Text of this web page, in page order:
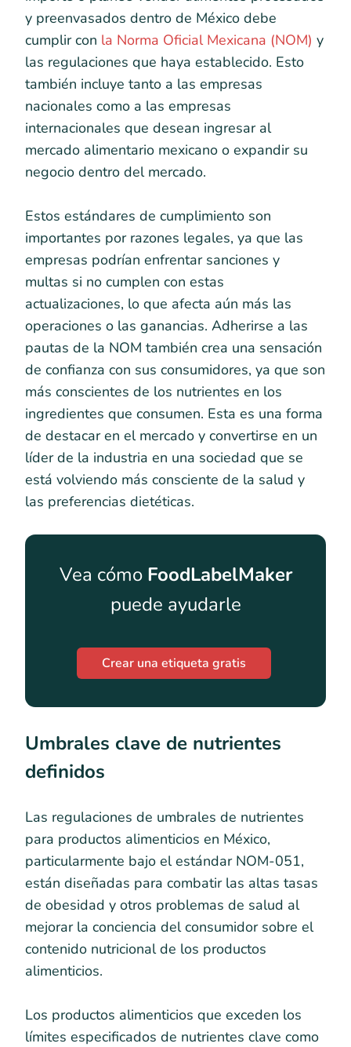
y preenvasados dentro de México debe
cumplir con la Norma Oficial Mexicana (NOM) y
las regulaciones que haya establecido. Esto
también incluye tanto a las empresas
nacionales como a las empresas
internacionales que desean ingresar al
mercado alimentario mexicano o expandir su
negocio dentro del mercado.
Estos estándares de cumplimiento son
importantes por razones legales, ya que las
empresas podrían enfrentar sanciones y
multas si no cumplen con estas
actualizaciones, lo que afecta aún más las
operaciones o las ganancias. Adherirse a las
pautas de la NOM también crea una sensación
de confianza con sus consumidores, ya que son
más conscientes de los nutrientes en los
ingredientes que consumen. Esta es una forma
de destacar en el mercado y convertirse en un
líder de la industria en una sociedad que se
está volviendo más consciente de la salud y
las preferencias dietéticas.
Vea cómo FoodLabelMaker
puede ayudarle
Crear una etiqueta gratis
Umbrales clave de nutrientes
definidos
Las regulaciones de umbrales de nutrientes
para productos alimenticios en México,
particularmente bajo el estándar NOM-051,
están diseñadas para combatir las altas tasas
de obesidad y otros problemas de salud al
mejorar la conciencia del consumidor sobre el
contenido nutricional de los productos
alimenticios.
Los productos alimenticios que exceden los
límites especificados de nutrientes clave como